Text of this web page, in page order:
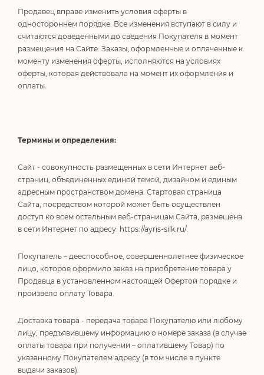
Продавец вправе изменить условия оферты в
одностороннем порядке. Все изменения вступают в силу и
считаются доведенными до сведения Покупателя в момент
размещения на Сайте. Заказы, оформленные и оплаченные к
моменту изменения оферты, исполняются на условиях
оферты, которая действовала на момент их оформления и
оплаты.
Термины и определения:
Сайт - совокупность размещенных в сети Интернет веб-
страниц, объединенных единой темой, дизайном и единым
адресным пространством домена. Стартовая страница
Сайта, посредством которой может быть осуществлен
доступ ко всем остальным веб-страницам Сайта, размещена
в сети Интернет по адресу: https://ayris-silk.ru/.
Покупатель – дееспособное, совершеннолетнее физическое
лицо, которое оформило заказ на приобретение товара у
Продавца в установленном настоящей Офертой порядке и
произвело оплату Товара.
Доставка товара - передача товара Покупателю или любому
лицу, предъявившему информацию о номере заказа (в случае
оплаты товара при получении – оплатившему Товар) по
указанному Покупателем адресу (в том числе в пункте
выдачи заказов).